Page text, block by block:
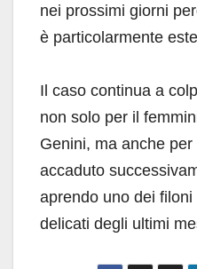
nei prossimi giorni
è particolarmente
Il caso continua a
non solo per il
Genini, ma anche
accaduto
aprendo uno dei
delicati degli ultimi